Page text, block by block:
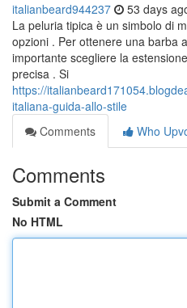
italianbeard944237 53 days
La peluria tipica è un simbolo di
opzioni . Per ottenere una barba
importante scegliere la
precisa . Si
https://
italiana-guida-allo-stile
Comments
Who
Comments
Submit a Comment
No HTML